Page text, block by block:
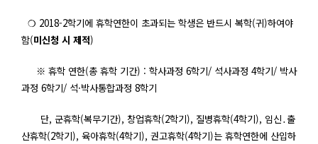
❍ 2018-2학기에 휴학연한이 초과되는 학생은 반드시 복학(귀)하여야
함(미신청 시 제적)
※ 휴학 연한(총 휴학 기간) : 학사과정 6학기/ 석사과정 4학기/ 박사
과정 6학기/ 석·박사통합과정 8학기
단, 군휴학(복무기간), 창업휴학(2학기), 질병휴학(4학기), 임신․ 출
산휴학(2학기), 육아휴학(4학기), 권고휴학(4학기)는 휴학연한에 산입하